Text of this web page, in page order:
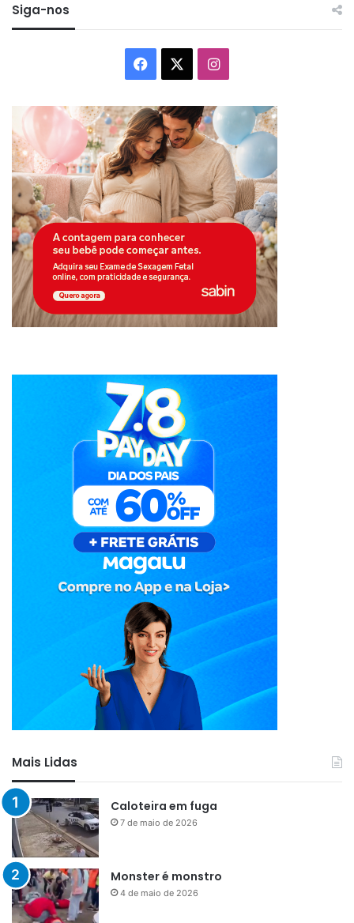
Siga-nos
Facebook Instagram
Mais Lidas
Caloteira em fuga
7 de maio de 2026
Monster é monstro
4 de maio de 2026